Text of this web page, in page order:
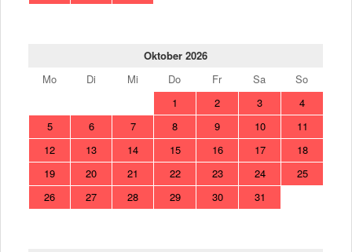
Oktober 2026
Mo
Di Mi Do Fr Sa
So
1
2 3
4
5
6 7 8 9 10
11
12
13 14 15 16 17
18
19
20 21 22 23 24
25
26
27 28 29 30 31